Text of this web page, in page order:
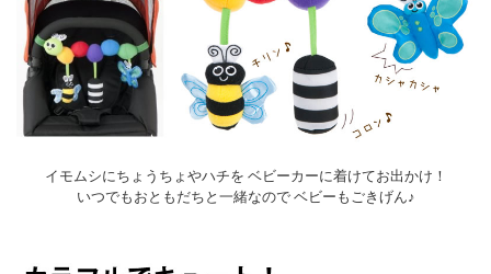
イモムシにちょうちょやハチを ベビーカーに着けてお出かけ！
いつでもおともだちと一緒なので ベビーもごきげん♪